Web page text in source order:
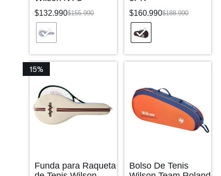
$155.990
$132.990 $188.990
$160.990
15%
Funda para Raqueta
Bolso De Tenis